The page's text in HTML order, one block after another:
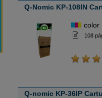
Q-Nomic KP-108IN
color
108
Q-nomic KP-36IP